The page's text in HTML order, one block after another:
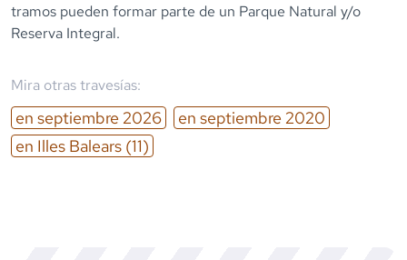
tramos pueden formar parte de un Parque Natural y/o
Reserva Integral.
Mira otras travesías:
en septiembre 2026 en septiembre 2020
en Illes Balears (11)